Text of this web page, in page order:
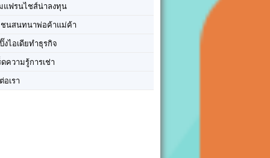
แฟรนไชส์น่าลงทุน
นสนทนาพ่อค้าแม่ค้า
งไอเดียทำธุรกิจ
ดความรู้การเช่า
อเรา